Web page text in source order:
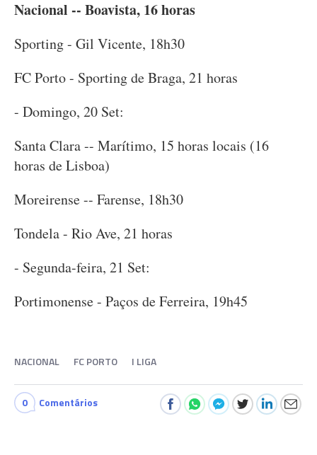
Nacional -- Boavista, 16 horas
Sporting - Gil Vicente, 18h30
FC Porto - Sporting de Braga, 21 horas
- Domingo, 20 Set:
Santa Clara -- Marítimo, 15 horas locais (16
horas de Lisboa)
Moreirense -- Farense, 18h30
Tondela - Rio Ave, 21 horas
- Segunda-feira, 21 Set:
Portimonense - Paços de Ferreira, 19h45
NACIONAL FC PORTO I LIGA
0 Comentários